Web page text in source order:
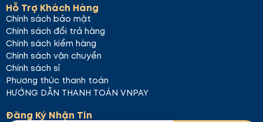
Hỗ Trợ Khách Hàng
Chính sách bảo mật
Chính sách đổi trả hàng
Chính sách kiểm hàng
Chính sách vận chuyển
Chính sách sỉ
Phương thức thanh toán
HƯỚNG DẪN THANH TOÁN VNPAY
Đăng Ký Nhận Tin